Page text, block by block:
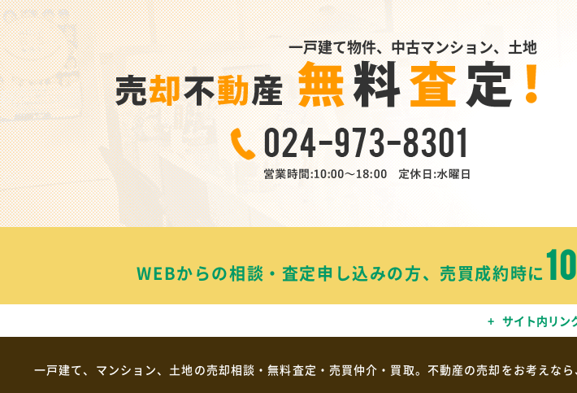
一戸建て物件、中古マンション、土地
WEBからの相談・査定申し込みの方、売買成約時に
サイト内リン
一戸建て、マンション、土地の売却相談・無料査定・売買仲介・買取。不動産の売却をお考えなら